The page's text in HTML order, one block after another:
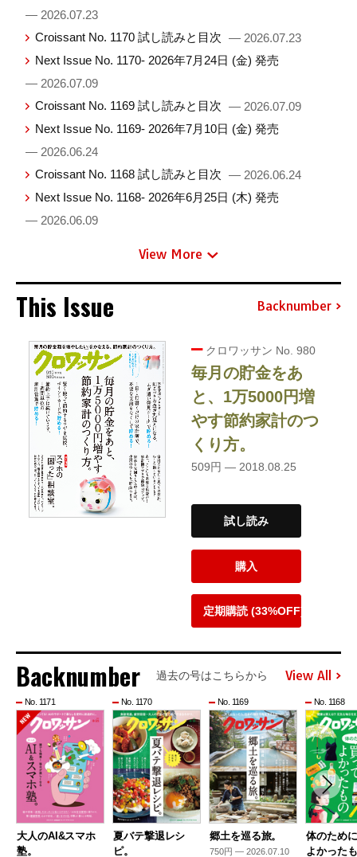
— 2026.07.23
Croissant No. 1170 試し読みと目次 — 2026.07.23
Next Issue No. 1170- 2026年7月24日 (金) 発売
— 2026.07.09
Croissant No. 1169 試し読みと目次 — 2026.07.09
Next Issue No. 1169- 2026年7月10日 (金) 発売
— 2026.06.24
Croissant No. 1168 試し読みと目次 — 2026.06.24
Next Issue No. 1168- 2026年6月25日 (木) 発売
— 2026.06.09
View More
This Issue Backnumber
クロワッサン No. 980
毎月の貯金をあ
と、1万5000円増
やす節約家計のつ
くり方。
509円 — 2018.08.25
試し読み
購入
定期購読 (33%OFF)
Backnumber 過去の号はこちらから View All
No. 1171
大人のAI&スマホ
塾。
No. 1170
夏バテ撃退レシ
ピ。
No. 1169
郷土を巡る旅。
750円 — 2026.07.10
No. 1168
体のため
よかった